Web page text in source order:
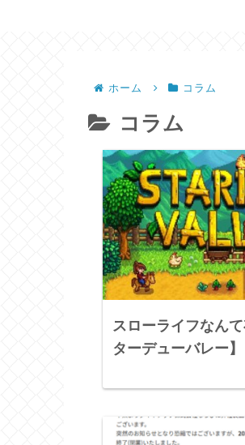
ホーム コラム
コラム
スローライフなん
ターデューバレー】